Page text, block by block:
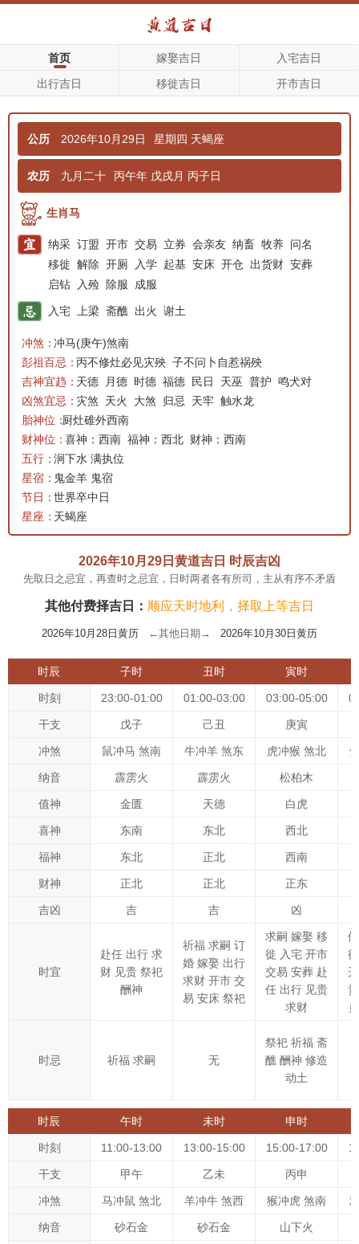
首页 嫁娶吉日
入宅吉日
出行吉日
移徙吉日 开市吉日
公历 2026年10月29日 星期四 天蝎座
农历 九月二十 丙午年 戊戌月 丙子日
生肖马
纳采 订盟 开市 交易 立券 会亲友 纳畜 牧养 问名
移徙 解除 开厕 入学 起基 安床 开仓 出货财 安葬
启钻
入殓 除服 成服
入宅 上梁 斋醮 出火 谢土
冲煞：冲马(庚午)煞南
彭祖百忌：丙不修灶必见灾殃 子不问卜自惹祸殃
吉神宜趋：天德 月德 时德 福德 民日 天巫 普护 鸣犬对
凶煞宜忌：灾煞 天火 大煞 归忌 天牢 触水龙
胎神位：厨灶碓外西南
财神位：喜神：西南 福神：西北 财神：西南
五行：涧下水 满执位
星宿： 鬼金羊 鬼宿
节日：世界卒中日
星座：天蝎座
2026年10月29日黄道吉日 时辰吉凶
先取日之忌宜，再查时之忌宜，日时两者各有所司，主从有序不矛盾
其他付费择吉日： 顺应天时地利，择取上等吉日
2026年10月28日黄历 ←其他日期→ 2026年10月30日黄历
时辰 子时 丑时 寅时
时刻 23:00-01:00 01:00-03:00 03:00-05:00
干支 戊子 己丑 庚寅
冲煞 鼠冲马 煞南 牛冲羊 煞东 虎冲猴 煞北
纳音 霹雳火 霹雳火 松柏木
值神 金匮 天德 白虎
喜神 东南 东北 西北
福神 东北 正北 西南
财神 正北 正北 正东
吉凶 吉 吉 凶
时宜
赴任 出行 求
财 见贵 祭祀
酬神
祈福 求嗣 订
婚 嫁娶 出行
求财 开市 交
易 安床 祭祀
求嗣 嫁娶 移
徙 入宅 开市
交易 安葬 赴
任 出行 见贵
求财
时忌 祈福 求嗣 无
祭祀 祈福 斋
醮 酬神 修造
动土
时辰 午时 未时 申时
时刻 11:00-13:00 13:00-15:00 15:00-17:00
干支 甲午 乙未 丙申
冲煞 马冲鼠 煞北 羊冲牛 煞西 猴冲虎 煞南
纳音 砂石金 砂石金 山下火